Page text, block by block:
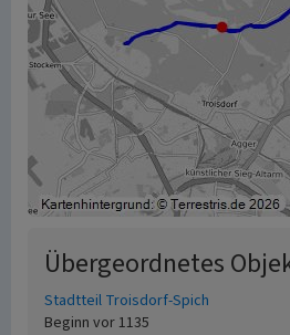
Übergeordnetes
Stadtteil Troisdorf-Spich
Beginn vor 1135